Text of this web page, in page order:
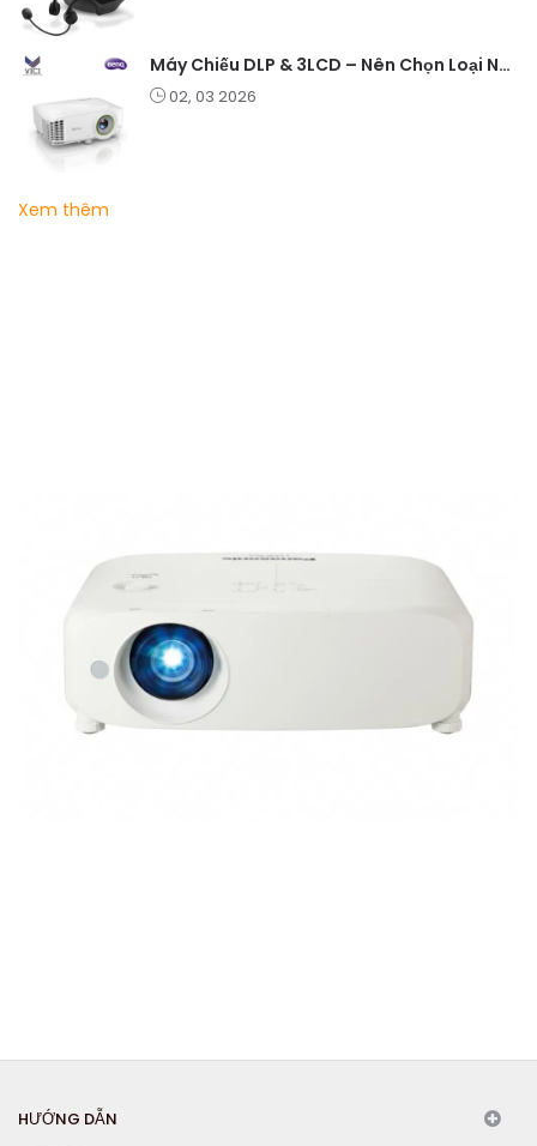
Máy Chiếu DLP & 3LCD – Nên Chọn Loại Nào Cho Văn Phòng & Giải Trí?
02, 03 2026
Xem thêm
HƯỚNG DẪN